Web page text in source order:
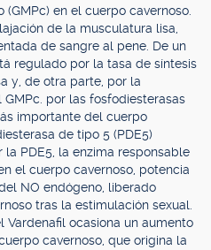
en el cuerpo cavernoso.
de la musculatura lisa,
de sangre al pene. De un
regulado por la tasa de síntesis
y, de otra parte, por la
por las fosfodiesterasas
importante del cuerpo
de tipo 5 (PDE5)
PDE5, la enzima responsable
el cuerpo cavernoso, potencia
NO endógeno, liberado
tras la estimulación sexual.
Vardenafil ocasiona un aumento
cavernoso, que origina la